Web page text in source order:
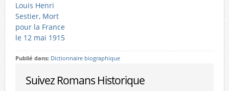
Louis Henri
Sestier, Mort
pour la France
le 12 mai 1915
Publié dans: Dictionnaire biographique
Suivez Romans Historique